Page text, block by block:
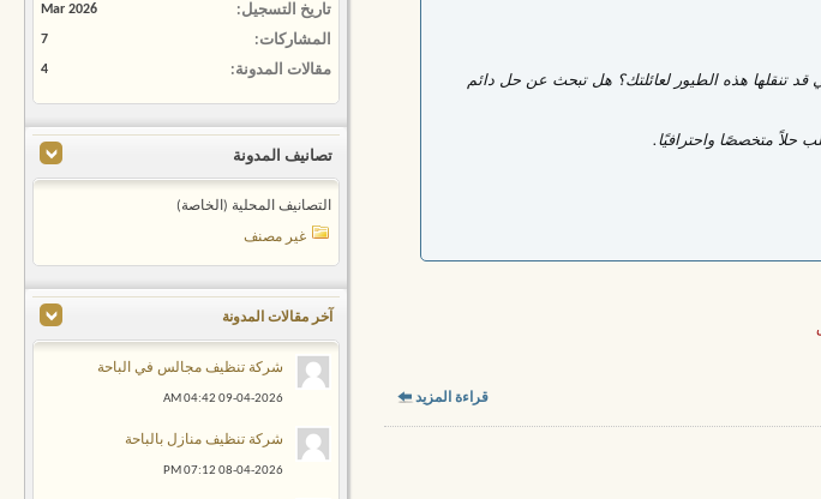
تنقلها هذه الطيور لعائلتك؟ هل تبحث عن حل دائم
حلاً متخصصًا واحترافيًا.
قراءة المزيد
تاريخ التسجيل Mar 2026
المشاركات 7
مقالات المدونة 4
تصانيف المدونة
التصانيف المحلية (الخاصة)
غير مصنف
آخر مقالات المدونة
شركة تنظيف مجالس في الباحة
09-04-2026
04:42 AM
شركة تنظيف منازل بالباحة
08-04-2026
07:12 PM